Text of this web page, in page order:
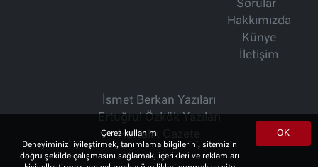
Sorular
Hakkımızda
Künye
İletişim
İsmet Berkan Yazıları
Ertuğrul Özkök Yazıları
Haftalık Gazete
OK
Çerez kullanımı
Deneyiminizi iyileştirmek, tanımlama bilgilerini, sitemizin
doğru şekilde çalışmasını sağlamak, içerikleri ve reklamları